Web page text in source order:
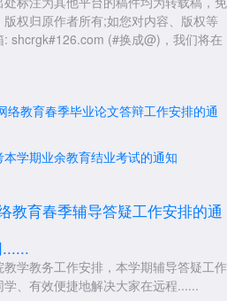
权归原作者所有;如您对内容、版权等
shcrgk#126.com (#换成@)，我们将在
络教育春季毕业论文答辩工作安排的通
学期业余教育结业考试的通知
学教务工作安排，本学期辅导答疑工作
、有效便捷地解决大家在远程......